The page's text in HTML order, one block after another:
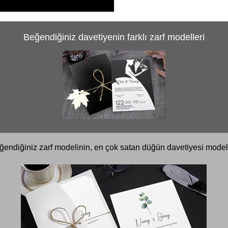
Beğendiğiniz davetiyenin farklı zarf modelleri
zarf modelinin, en çok satan düğün davetiyesi